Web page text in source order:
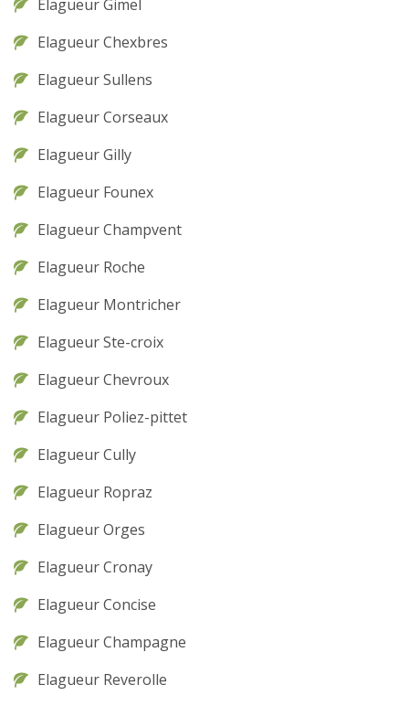
Elagueur Gimel
Elagueur Chexbres
Elagueur Sullens
Elagueur Corseaux
Elagueur Gilly
Elagueur Founex
Elagueur Champvent
Elagueur Roche
Elagueur Montricher
Elagueur Ste-croix
Elagueur Chevroux
Elagueur Poliez-pittet
Elagueur Cully
Elagueur Ropraz
Elagueur Orges
Elagueur Cronay
Elagueur Concise
Elagueur Champagne
Elagueur Reverolle